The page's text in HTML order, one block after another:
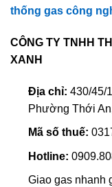
thống gas công
CÔNG TY TNHH
XANH
Địa chỉ: 430/45/
Phường Thới
Mã số thuế:
Hotline:
Giao gas nhanh